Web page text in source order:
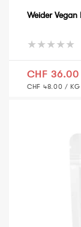
Weider
CHF 36.00
GRUNDPREIS
CHF 48.00 / KG